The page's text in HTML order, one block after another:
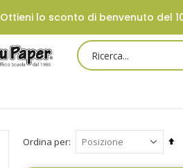
Ottieni lo sconto di benvenuto del
Ordina per
Set